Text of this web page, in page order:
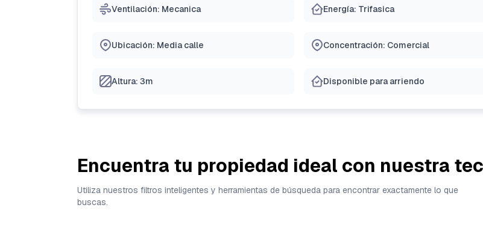
Ventilación: Mecanica Energía: Trifasica
Ubicación: Media calle Concentración: Comercial
Altura: 3m Disponible para arriendo
Encuentra tu propiedad ideal con nuestra
Utiliza nuestros filtros inteligentes y herramientas de búsqueda para encontrar exactamente lo que
buscas.